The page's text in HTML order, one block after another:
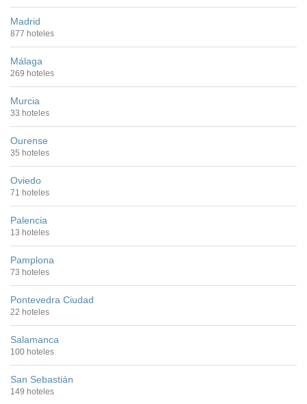
Madrid
877 hoteles
Málaga
269 hoteles
Murcia
33 hoteles
Ourense
35 hoteles
Oviedo
71 hoteles
Palencia
13 hoteles
Pamplona
73 hoteles
Pontevedra Ciudad
22 hoteles
Salamanca
100 hoteles
San Sebastián
149 hoteles